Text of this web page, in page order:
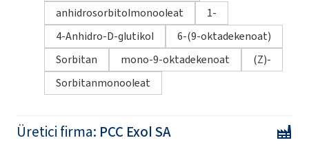
anhidrosorbitolmonooleat
1-
4-Anhidro-D-glutikol
6-(9-oktadekenoat)
Sorbitan
mono-9-oktadekenoat
(Z)-
Sorbitanmonooleat
Üretici firma: PCC Exol SA